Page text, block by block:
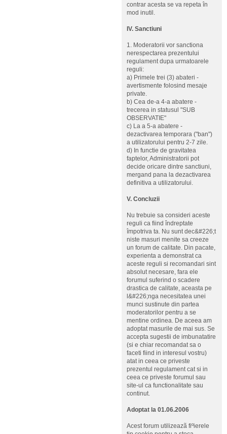
contrar acesta se va repeta în
mod inutil.
IV. Sanctiuni
1. Moderatorii vor sanctiona
nerespectarea prezentului
regulament dupa urmatoarele
reguli:
a) Primele trei (3) abateri -
avertismente folosind mesaje
private.
b) Cea de-a 4-a abatere -
trecerea in statusul "SUB
OBSERVATIE"
c) La a 5-a abatere -
dezactivarea temporara ("ban")
a utilizatorului pentru 2-7 zile.
d) In functie de gravitatea
faptelor, Administratorii pot
decide oricare dintre sanctiuni,
mergand pana la dezactivarea
definitiva a utilizatorului.
V. Concluzii
Nu trebuie sa consideri aceste
reguli ca fiind îndreptate
împotriva ta. Nu sunt dec&#226;t
niste masuri menite sa creeze
un forum de calitate. Din pacate,
experienta a demonstrat ca
aceste reguli si recomandari sint
absolut necesare, fara ele
forumul suferind o scadere
drastica de calitate, aceasta pe
l&#226;nga necesitatea unei
munci sustinute din partea
moderatorilor pentru a se
mentine ordinea. De aceea am
adoptat masurile de mai sus. Se
accepta sugestii de imbunatatire
(si e chiar recomandat sa o
faceti fiind in interesul vostru)
atat in ceea ce priveste
prezentul regulament cat si in
ceea ce priveste forumul sau
site-ul ca functionalitate sau
continut.
Adoptat la 01.06.2006
Acest forum utilizeazã fiºierele